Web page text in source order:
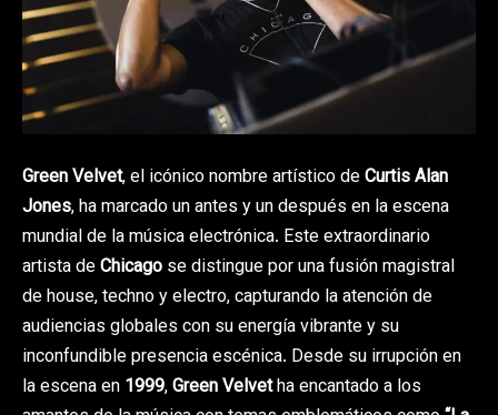
Green Velvet, el icónico nombre artístico deCurtis Alan
Jones, ha marcado un antes y un después en la escena
mundial de la música electrónica. Este extraordinario
artista deChicago se distingue por una fusión magistral
de house, techno y electro, capturando la atención de
audiencias globales con su energía vibrante y su
inconfundible presencia escénica. Desde su irrupción en
la escena en 1999,Green Velvetha encantado a los